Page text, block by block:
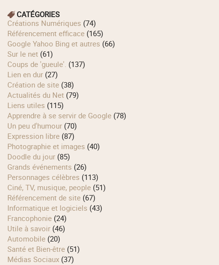
CATÉGORIES
Créations Numériques (74)
Référencement efficace (165)
Google Yahoo Bing et autres (66)
Sur le net (61)
Coups de 'gueule'. (137)
Lien en dur (27)
Création de site (38)
Actualités du Net (79)
Liens utiles (115)
Apprendre à se servir de Google (78)
Un peu d'humour (70)
Expression libre (87)
Photographie et images (40)
Doodle du jour (85)
Grands événements (26)
Personnages célèbres (113)
Ciné, TV, musique, people (51)
Référencement de site (67)
Informatique et logiciels (43)
Francophonie (24)
Utile à savoir (46)
Automobile (20)
Santé et Bien-être (51)
Médias Sociaux (37)